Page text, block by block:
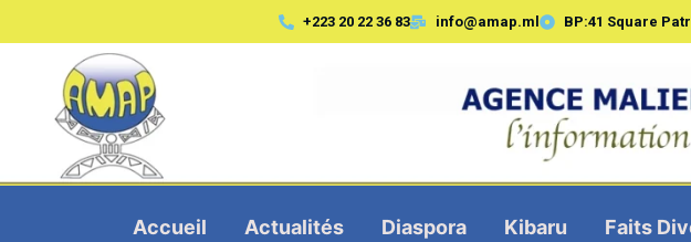
+223 20 22 36 83 info@amap.ml BP:41 Square
Accueil Actualités Diaspora Kibaru Faits